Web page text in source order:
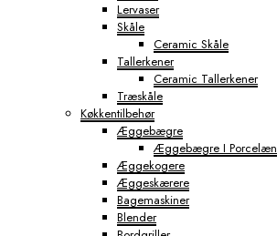
Lervaser
Skåle
Ceramic Skåle
Tallerkener
Ceramic Tallerkener
Træskåle
Køkkentilbehør
Æggebægre
Æggebægre I Porcelæn
Æggekogere
Æggeskærere
Bagemaskiner
Blender